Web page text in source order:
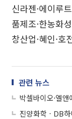
신라젠·에이루
품제조·한농화
창산업·혜인·호
관련 뉴스
박셀바이오·엘
진양화학ㆍDB